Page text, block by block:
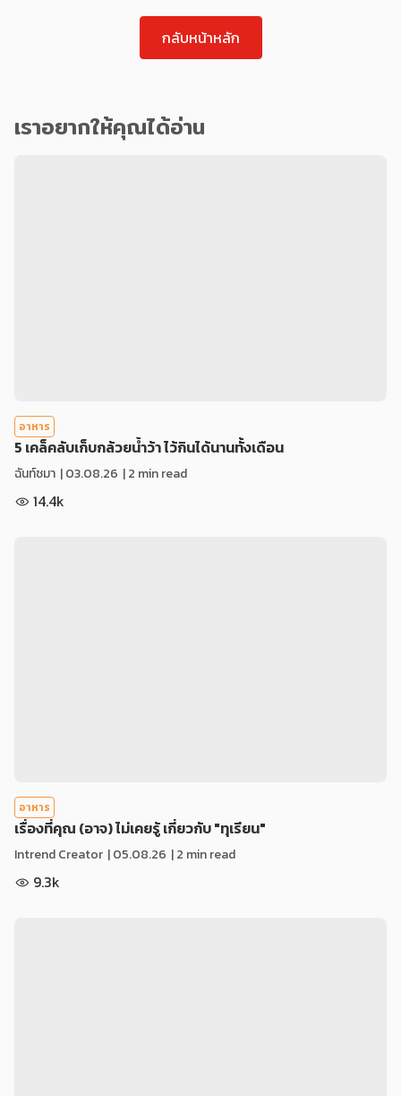
กลับหน้าหลัก
เราอยากให้คุณได้อ่าน
อาหาร
5 เคล็คลับเก็บกล้วยน้ำว้า ไว้กินได้นานทั้งเดือน
ฉันท์ชมา |03.08.26 | 2 min read
14.4k
อาหาร
เรื่องที่คุณ (อาจ) ไม่เคยรู้ เกี่ยวกับ "ทุเรียน"
Intrend Creator |05.08.26 | 2 min read
9.3k